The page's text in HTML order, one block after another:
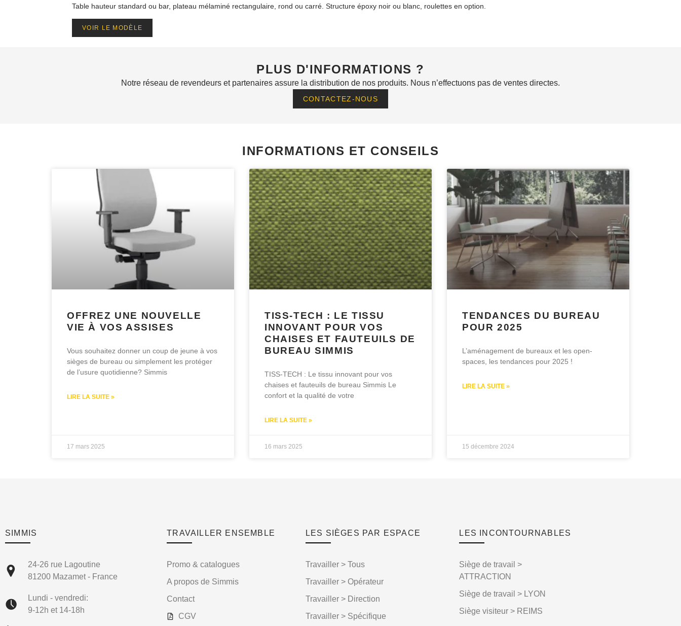
Table hauteur standard ou bar, plateau mélaminé rectangulaire, rond ou carré. Structure époxy noir ou blanc, roulettes en option.
VOIR LE MODÈLE
PLUS D'INFORMATIONS ?
Notre réseau de revendeurs et partenaires assure la distribution de nos produits. Nous n’effectuons pas de ventes directes.
CONTACTEZ-NOUS
INFORMATIONS ET CONSEILS
OFFREZ UNE NOUVELLE
VIE À VOS ASSISES
Vous souhaitez donner un coup de jeune à vos
sièges de bureau ou simplement les protéger
de l’usure quotidienne? Simmis
LIRE LA SUITE »
17 mars 2025
TISS-TECH : LE TISSU
INNOVANT POUR VOS
CHAISES ET FAUTEUILS DE
BUREAU SIMMIS
TISS-TECH : Le tissu innovant pour vos
chaises et fauteuils de bureau Simmis Le
confort et la qualité de votre
LIRE LA SUITE »
16 mars 2025
TENDANCES DU BUREAU
POUR 2025
L’aménagement de bureaux et les open-
spaces, les tendances pour 2025 !
LIRE LA SUITE »
15 décembre 2024
SIMMIS
24-26 rue Lagoutine
81200 Mazamet - France
Lundi - vendredi:
9-12h et 14-18h
TRAVAILLER ENSEMBLE
Promo & catalogues
A propos de Simmis
Contact
CGV
LES SIÈGES PAR ESPACE
Travailler > Tous
Travailler > Opérateur
Travailler > Direction
Travailler > Spécifique
LES INCONTOURNABLES
Siège de travail >
ATTRACTION
Siège de travail > LYON
Siège visiteur > REIMS